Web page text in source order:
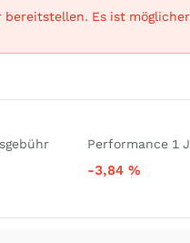
Es ist
Performance 1 J
-3,84 %